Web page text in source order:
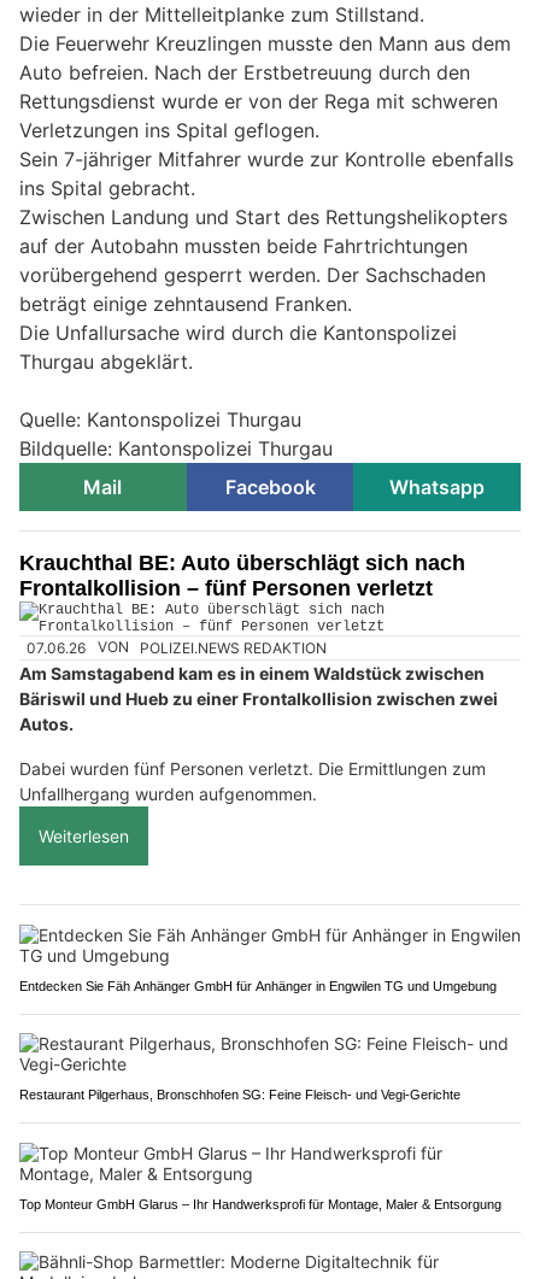
wieder in der Mittelleitplanke zum Stillstand.
Die Feuerwehr Kreuzlingen musste den Mann aus dem
Auto befreien. Nach der Erstbetreuung durch den
Rettungsdienst wurde er von der Rega mit schweren
Verletzungen ins Spital geflogen.
Sein 7-jähriger Mitfahrer wurde zur Kontrolle ebenfalls
ins Spital gebracht.
Zwischen Landung und Start des Rettungshelikopters
auf der Autobahn mussten beide Fahrtrichtungen
vorübergehend gesperrt werden. Der Sachschaden
beträgt einige zehntausend Franken.
Die Unfallursache wird durch die Kantonspolizei
Thurgau abgeklärt.
Quelle: Kantonspolizei Thurgau
Bildquelle: Kantonspolizei Thurgau
Mail
Facebook Whatsapp
Krauchthal BE: Auto überschlägt sich nach
Frontalkollision – fünf Personen verletzt
07.06.26 VON POLIZEI.NEWS REDAKTION
Am Samstagabend kam es in einem Waldstück zwischen
Bäriswil und Hueb zu einer Frontalkollision zwischen zwei
Autos.
Dabei wurden fünf Personen verletzt. Die Ermittlungen zum
Unfallhergang wurden aufgenommen.
Weiterlesen
Entdecken Sie Fäh Anhänger GmbH für Anhänger in Engwilen TG und Umgebung
Restaurant Pilgerhaus, Bronschhofen SG: Feine Fleisch- und Vegi-Gerichte
Top Monteur GmbH Glarus – Ihr Handwerksprofi für Montage, Maler & Entsorgung